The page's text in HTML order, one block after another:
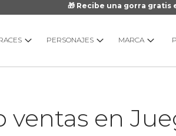
🎁 Recibe una gorra gratis
PERSONAJES MARCA
ventas en